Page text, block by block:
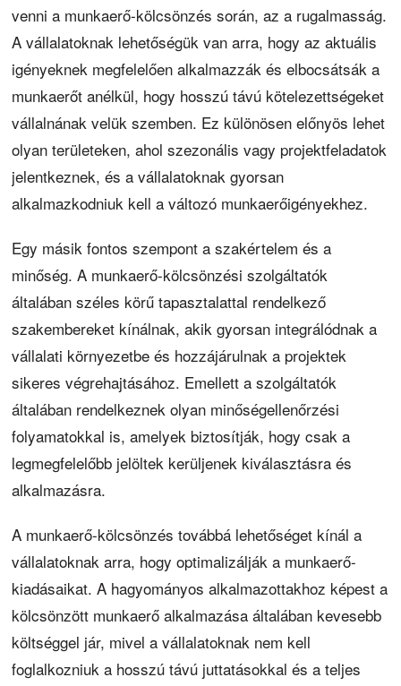
venni a munkaerő-kölcsönzés során, az a rugalmasság.
A vállalatoknak lehetőségük van arra, hogy az aktuális
igényeknek megfelelően alkalmazzák és elbocsátsák a
munkaerőt anélkül, hogy hosszú távú kötelezettségeket
vállalnának velük szemben. Ez különösen előnyös lehet
olyan területeken, ahol szezonális vagy projektfeladatok
jelentkeznek, és a vállalatoknak gyorsan
alkalmazkodniuk kell a változó munkaerőigényekhez.
Egy másik fontos szempont a szakértelem és a
minőség. A munkaerő-kölcsönzési szolgáltatók
általában széles körű tapasztalattal rendelkező
szakembereket kínálnak, akik gyorsan integrálódnak a
vállalati környezetbe és hozzájárulnak a projektek
sikeres végrehajtásához. Emellett a szolgáltatók
általában rendelkeznek olyan minőségellenőrzési
folyamatokkal is, amelyek biztosítják, hogy csak a
legmegfelelőbb jelöltek kerüljenek kiválasztásra és
alkalmazásra.
A munkaerő-kölcsönzés továbbá lehetőséget kínál a
vállalatoknak arra, hogy optimalizálják a munkaerő-
kiadásaikat. A hagyományos alkalmazottakhoz képest a
kölcsönzött munkaerő alkalmazása általában kevesebb
költséggel jár, mivel a vállalatoknak nem kell
foglalkozniuk a hosszú távú juttatásokkal és a teljes